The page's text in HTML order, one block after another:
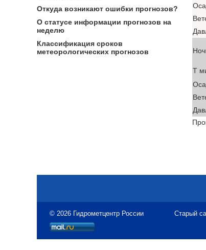
T
Откуда возникают ошибки прогнозов?
О статусе информации прогнозов на
неделю
Классификация сроков
метеорологических прогнозов
© 2026 Гидрометцентр России Старый